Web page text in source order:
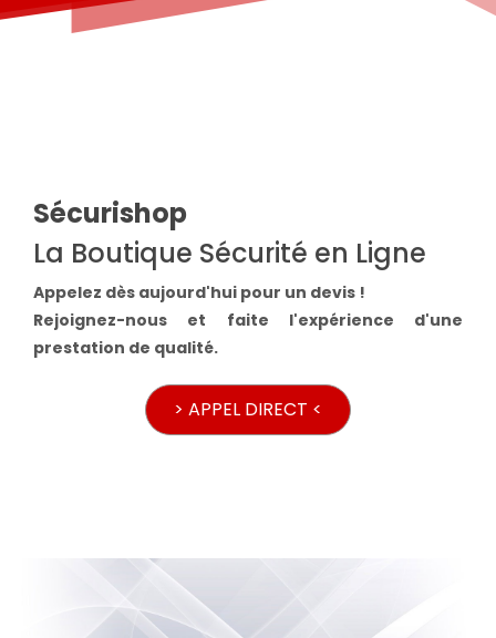
Sécurishop
La Boutique Sécurité en Ligne
Appelez dès aujourd'hui pour un devis !
Rejoignez-nous et faite l'expérience d'une
prestation de qualité.
> APPEL DIRECT <